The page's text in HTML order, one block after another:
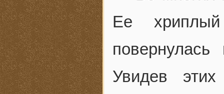
Ее
Увидев